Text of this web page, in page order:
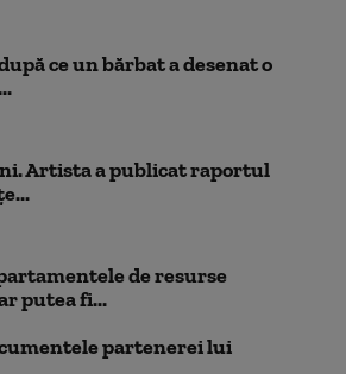
ce un bărbat a desenat o
Artista a publicat raportul
de resurse
putea fi...
partenerei lui